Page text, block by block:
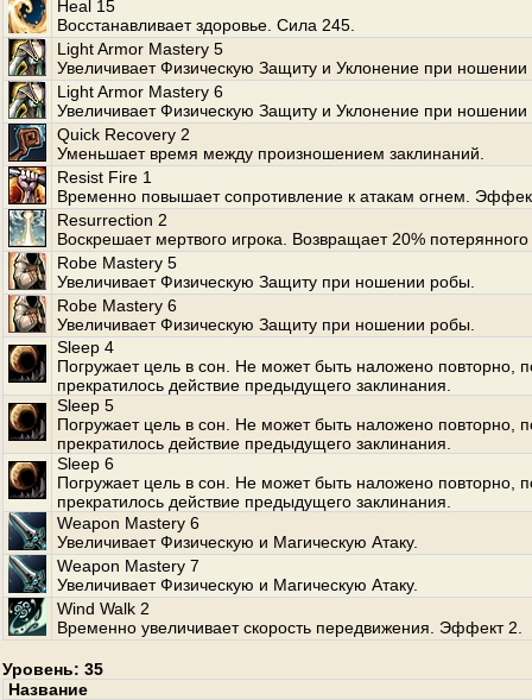
Heal 15
Восстанавливает здоровье. Сила 245.
Light Armor Mastery 5
Увеличивает Физическую Защиту и Уклонение при ношении
Light Armor Mastery 6
Увеличивает Физическую Защиту и Уклонение при ношении
Quick Recovery 2
Уменьшает время между произношением заклинаний.
Resist Fire 1
Временно повышает сопротивление к атакам огнем.
Resurrection 2
Воскрешает мертвого игрока. Возвращает 20%
Robe Mastery 5
Увеличивает Физическую Защиту при ношении робы.
Robe Mastery 6
Увеличивает Физическую Защиту при ношении робы.
Sleep 4
Погружает цель в сон. Не может быть наложено повторно,
прекратилось действие предыдущего заклинания.
Sleep 5
Погружает цель в сон. Не может быть наложено повторно,
прекратилось действие предыдущего заклинания.
Sleep 6
Погружает цель в сон. Не может быть наложено повторно,
прекратилось действие предыдущего заклинания.
Weapon Mastery 6
Увеличивает Физическую и Магическую Атаку.
Weapon Mastery 7
Увеличивает Физическую и Магическую Атаку.
Wind Walk 2
Временно увеличивает скорость передвижения. Эффект 2.
Уровень: 35
Название